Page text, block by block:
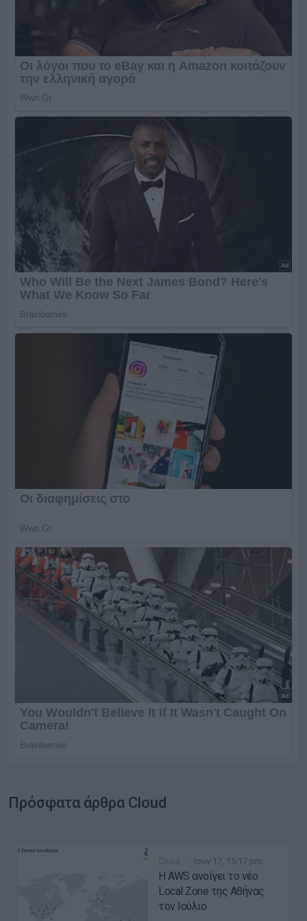
Πρόσφατα άρθρα Cloud
Ιουν 17, 15:17 pm
Η AWS ανοίγει το νέο
Local Zone της Αθήνας
τον Ιούλιο